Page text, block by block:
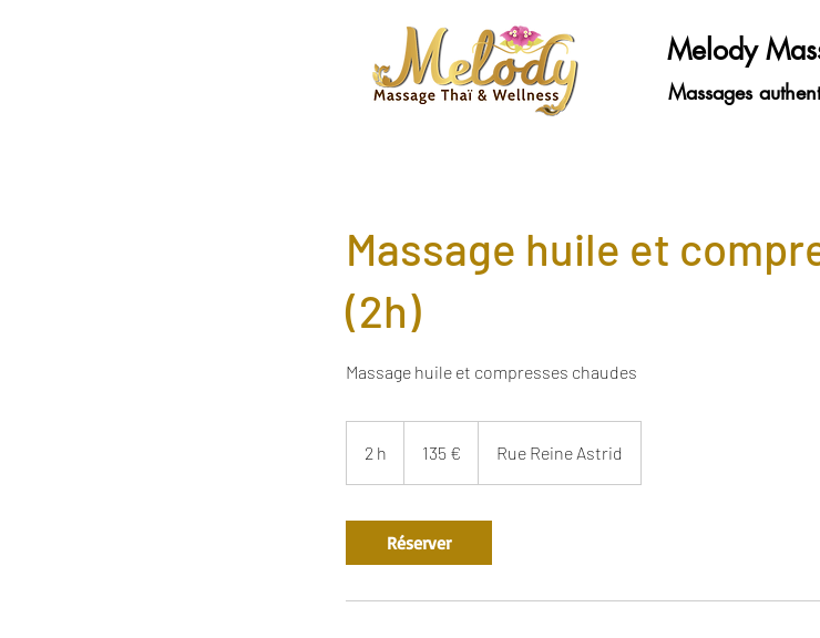
Melody
Massages
Massage huile et
(2h)
Massage huile et compresses chaudes
2 h
h
135 € Rue Reine Astrid
Réserver